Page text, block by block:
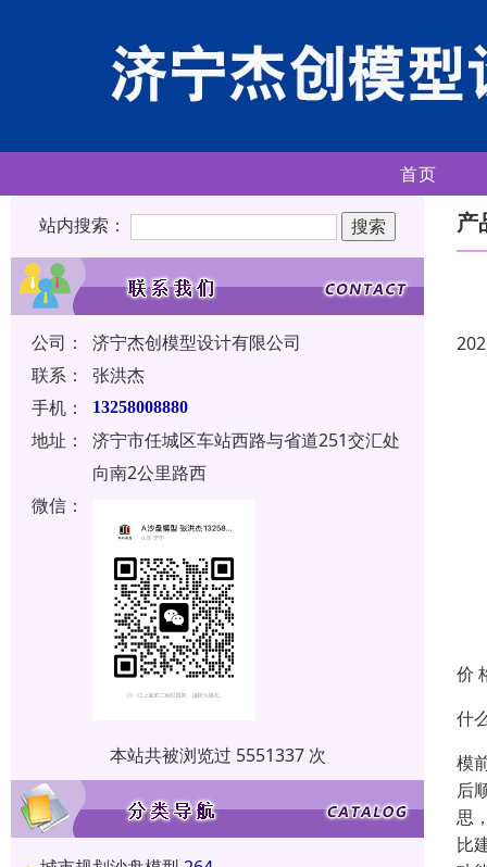
首页
站内搜索：
公司：
济宁杰创模型设计有限公司
联系：
张洪杰
手机：
13258008880
地址：
济宁市任城区车站西路与省道251交汇处
向南2公里路西
微信：
本站共被浏览过 5551337 次
产
价
什
模
后
思
比